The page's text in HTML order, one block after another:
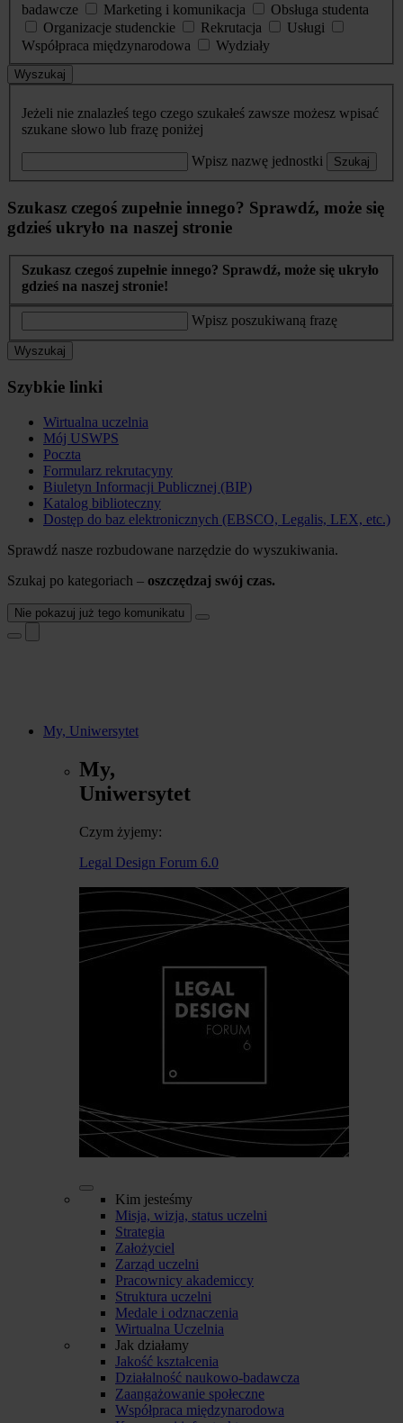
badawcze
Marketing i komunikacja
Obsługa studenta
Organizacje studenckie
Rekrutacja
Usługi
Współpraca międzynarodowa
Wydziały
Wyszukaj
Jeżeli nie znalazłeś tego czego szukałeś zawsze możesz wpisać
szukane słowo lub frazę poniżej
Wpisz nazwę jednostki Szukaj
Szukasz czegoś zupełnie innego? Sprawdź, może się
gdzieś ukryło na naszej stronie
Szukasz czegoś zupełnie innego? Sprawdź, może się ukryło
gdzieś na naszej stronie!
Wpisz poszukiwaną frazę
Wyszukaj
Szybkie linki
Wirtualna uczelnia
Mój USWPS
Poczta
Formularz rekrutacyny
Biuletyn Informacji Publicznej (BIP)
Katalog biblioteczny
Dostęp do baz elektronicznych (EBSCO, Legalis, LEX, etc.)
Sprawdź nasze rozbudowane narzędzie do wyszukiwania.
Szukaj po kategoriach – oszczędzaj swój czas.
Nie pokazuj już tego komunikatu
My, Uniwersytet
My,
Uniwersytet
Czym żyjemy:
Legal Design Forum 6.0
Kim jesteśmy
Misja, wizja, status uczelni
Strategia
Założyciel
Zarząd uczelni
Pracownicy akademiccy
Struktura uczelni
Medale i odznaczenia
Wirtualna Uczelnia
Jak działamy
Jakość kształcenia
Działalność naukowo-badawcza
Zaangażowanie społeczne
Współpraca międzynarodowa